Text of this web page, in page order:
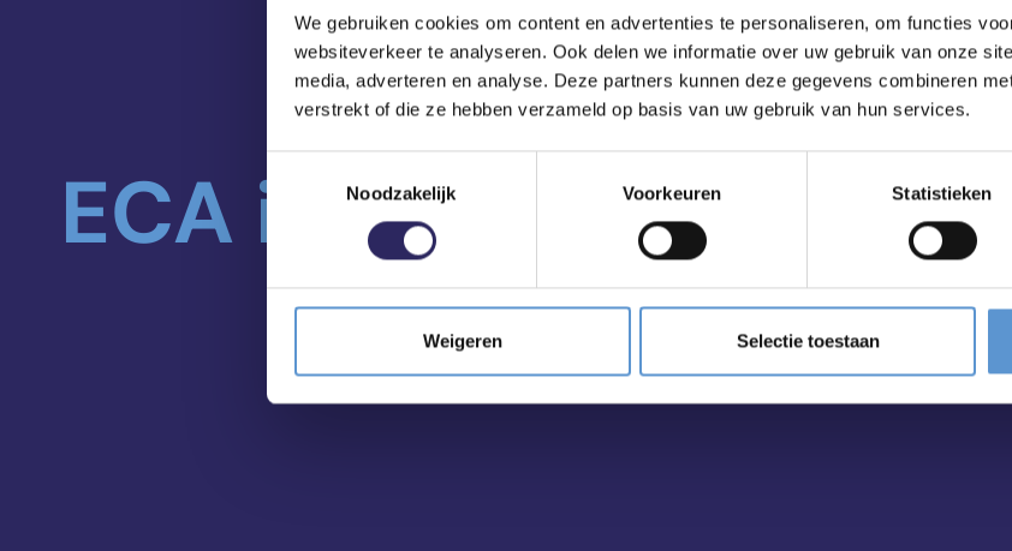
We gebruiken cookies om content en advertenties te personaliseren, om functies
websiteverkeer te analyseren. Ook delen we informatie over uw gebruik van onze
media, adverteren en analyse. Deze partners kunnen deze gegevens combineren
verstrekt of die ze hebben verzameld op basis van uw gebruik van hun services.
Noodzakelijk
Voorkeuren Statistieken
Weigeren Selectie toestaan
ECA in je mailbox?